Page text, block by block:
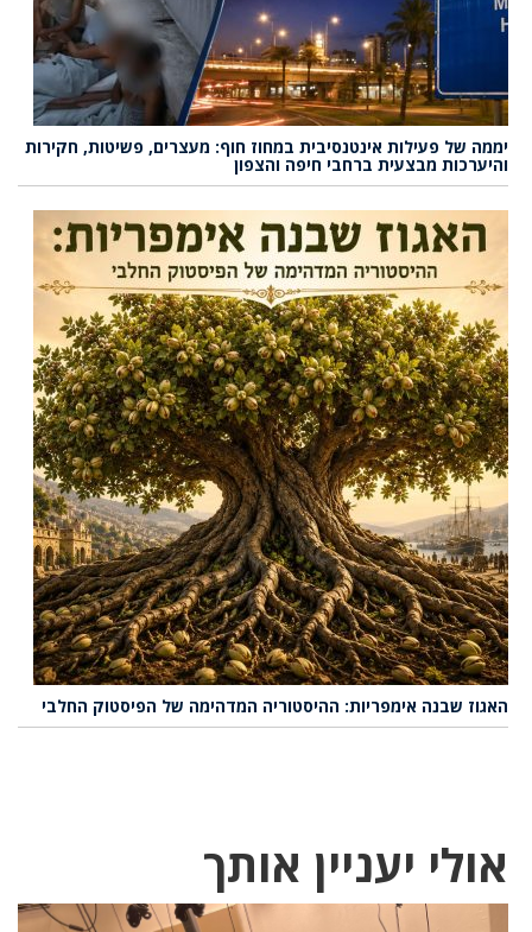
יממה של פעילות אינטנסיבית במחוז חוף: מעצרים, פשיטות, חקירות
והיערכות מבצעית ברחבי חיפה והצפון
האגוז שבנה אימפריות: ההיסטוריה המדהימה של הפיסטוק החלבי
אולי יעניין אותך